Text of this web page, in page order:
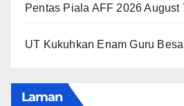
Pentas Piala AFF 2026 August
UT Kukuhkan Enam Guru
Laman